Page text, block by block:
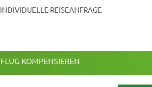
INDIVIDUELLE REISEANFRAGE
FLUG KOMPENSIEREN